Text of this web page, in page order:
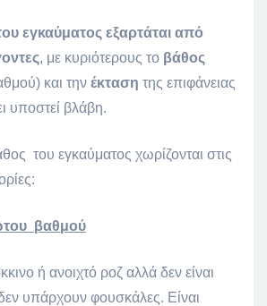
εγκαύματος εξαρτάται από
, με κυριότερους το βάθος
και την έκταση της επιφάνειας
υποστεί βλάβη.
του εγκαύματος χωρίζονται στις
βαθμού
ή ανοιχτό ροζ αλλά δεν είναι
υπάρχουν φουσκάλες. Είναι